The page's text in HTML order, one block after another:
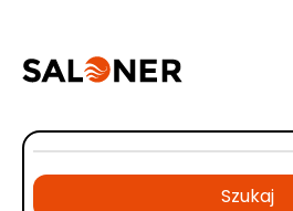
Szukaj